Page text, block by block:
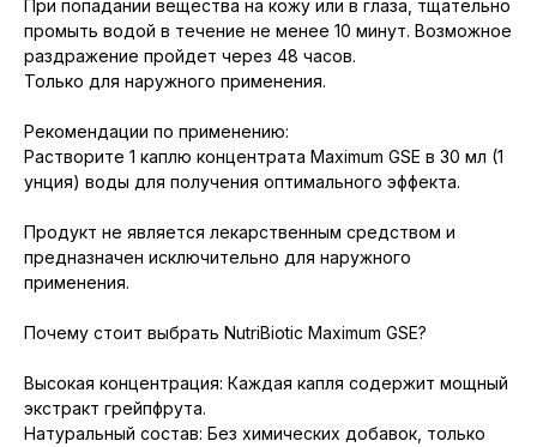
При попадании вещества на кожу или в глаза, тщательно
промыть водой в течение не менее 10 минут. Возможное
раздражение пройдет через 48 часов.
Только для наружного применения.
Рекомендации по применению:
Растворите 1 каплю концентрата Maximum GSE в 30 мл (1
унция) воды для получения оптимального эффекта.
Продукт не является лекарственным средством и
предназначен исключительно для наружного
применения.
Почему стоит выбрать NutriBiotic Maximum GSE?
Высокая концентрация: Каждая капля содержит мощный
экстракт грейпфрута.
Натуральный состав: Без химических добавок, только